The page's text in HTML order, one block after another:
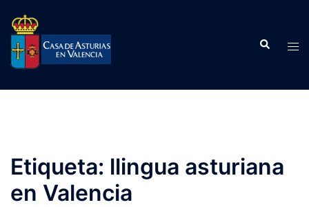
contenido
Buscar
Etiqueta: llingua asturiana
en Valencia